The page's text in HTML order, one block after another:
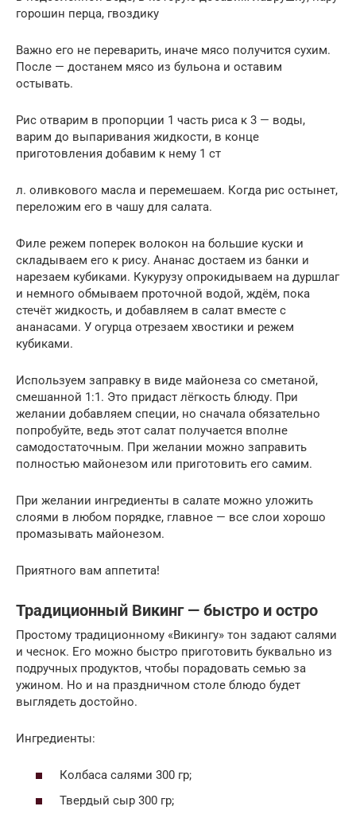
горошин перца, гвоздику
Важно его не переварить, иначе мясо получится сухим.
После — достанем мясо из бульона и оставим
остывать.
Рис отварим в пропорции 1 часть риса к 3 — воды,
варим до выпаривания жидкости, в конце
приготовления добавим к нему 1 ст
л. оливкового масла и перемешаем. Когда рис остынет,
переложим его в чашу для салата.
Филе режем поперек волокон на большие куски и
складываем его к рису. Ананас достаем из банки и
нарезаем кубиками. Кукурузу опрокидываем на дуршлаг
и немного обмываем проточной водой, ждём, пока
стечёт жидкость, и добавляем в салат вместе с
ананасами. У огурца отрезаем хвостики и режем
кубиками.
Используем заправку в виде майонеза со сметаной,
смешанной 1:1. Это придаст лёгкость блюду. При
желании добавляем специи, но сначала обязательно
попробуйте, ведь этот салат получается вполне
самодостаточным. При желании можно заправить
полностью майонезом или приготовить его самим.
При желании ингредиенты в салате можно уложить
слоями в любом порядке, главное — все слои хорошо
промазывать майонезом.
Приятного вам аппетита!
Традиционный Викинг — быстро и остро
Простому традиционному «Викингу» тон задают салями
и чеснок. Его можно быстро приготовить буквально из
подручных продуктов, чтобы порадовать семью за
ужином. Но и на праздничном столе блюдо будет
выглядеть достойно.
Ингредиенты:
Колбаса салями 300 гр;
Твердый сыр 300 гр;